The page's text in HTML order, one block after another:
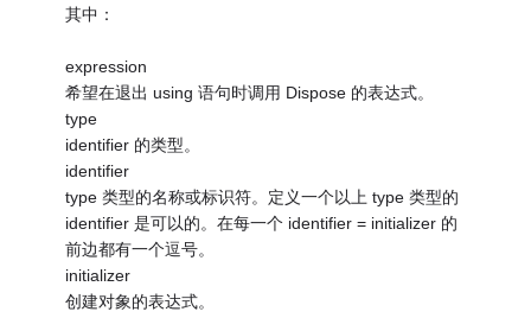
其中：
expression
希望在退出 using 语句时调用 Dispose 的表达式。
type
identifier 的类型。
identifier
type 类型的名称或标识符。定义一个以上 type 类型的
identifier 是可以的。在每一个 identifier = initializer 的
前边都有一个逗号。
initializer
创建对象的表达式。